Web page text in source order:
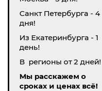
Санкт Петербурга - 4
дня!
Из Екатеринбурга - 1
день!
В регионы от 2 дней!
Мы расскажем о
сроках и ценах всё!